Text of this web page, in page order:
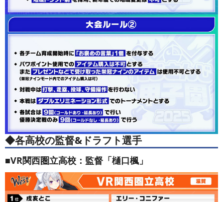
◆各高校の監督&ドラフト選手
■VR関西圏立高校：監督「樋口楓」